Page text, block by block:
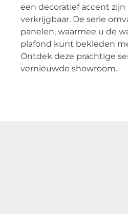
een decoratief accent
verkrijgbaar. De serie
panelen, waarmee u de
plafond kunt bekleden
Ontdek deze prachtige
vernieuwde showroom.